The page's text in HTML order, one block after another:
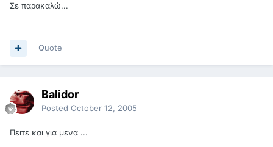
Σε παρακαλώ...
Quote
Balidor
Posted October 12, 2005
Πειτε και για μενα ...